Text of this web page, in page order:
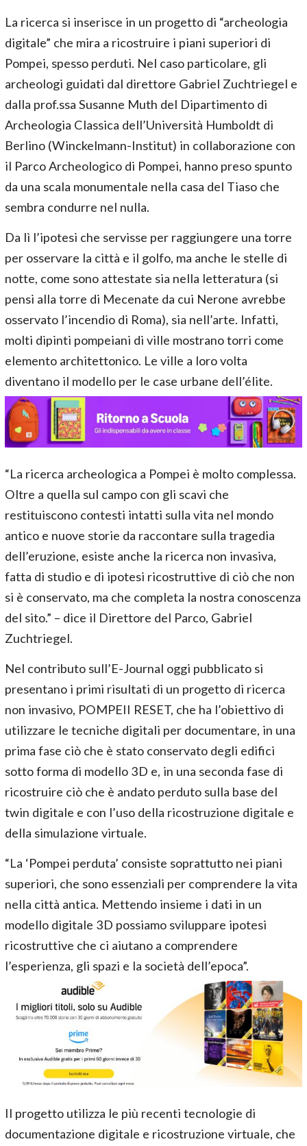
La ricerca si inserisce in un progetto di “archeologia
digitale” che mira a ricostruire i piani superiori di
Pompei, spesso perduti. Nel caso particolare, gli
archeologi guidati dal direttore Gabriel Zuchtriegel e
dalla prof.ssa Susanne Muth del Dipartimento di
Archeologia Classica dell’Università Humboldt di
Berlino (Winckelmann-Institut) in collaborazione con
il Parco Archeologico di Pompei, hanno preso spunto
da una scala monumentale nella casa del Tiaso che
sembra condurre nel nulla.
Da lì l’ipotesi che servisse per raggiungere una torre
per osservare la città e il golfo, ma anche le stelle di
notte, come sono attestate sia nella letteratura (si
pensi alla torre di Mecenate da cui Nerone avrebbe
osservato l’incendio di Roma), sia nell’arte. Infatti,
molti dipinti pompeiani di ville mostrano torri come
elemento architettonico. Le ville a loro volta
diventano il modello per le case urbane dell’élite.
“La ricerca archeologica a Pompei è molto complessa.
Oltre a quella sul campo con gli scavi che
restituiscono contesti intatti sulla vita nel mondo
antico e nuove storie da raccontare sulla tragedia
dell’eruzione, esiste anche la ricerca non invasiva,
fatta di studio e di ipotesi ricostruttive di ciò che non
si è conservato, ma che completa la nostra conoscenza
del sito.” – dice il Direttore del Parco, Gabriel
Zuchtriegel.
Nel contributo sull’E-Journal oggi pubblicato si
presentano i primi risultati di un progetto di ricerca
non invasivo, POMPEII RESET, che ha l’obiettivo di
utilizzare le tecniche digitali per documentare, in una
prima fase ciò che è stato conservato degli edifici
sotto forma di modello 3D e, in una seconda fase di
ricostruire ciò che è andato perduto sulla base del
twin digitale e con l’uso della ricostruzione digitale e
della simulazione virtuale.
“La ‘Pompei perduta’ consiste soprattutto nei piani
superiori, che sono essenziali per comprendere la vita
nella città antica. Mettendo insieme i dati in un
modello digitale 3D possiamo sviluppare ipotesi
ricostruttive che ci aiutano a comprendere
l’esperienza, gli spazi e la società dell’epoca”.
Il progetto utilizza le più recenti tecnologie di
documentazione digitale e ricostruzione virtuale, che